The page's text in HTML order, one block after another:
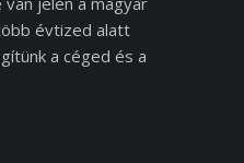
évtized alatt
a céged és a